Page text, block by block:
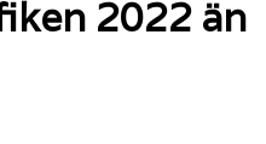
2022 än